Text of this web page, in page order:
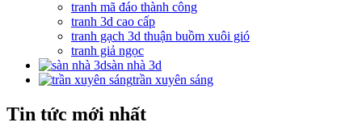
tranh mã đáo thành công
tranh 3d cao cấp
tranh gạch 3d thuận buồm xuôi gió
tranh giả ngọc
sàn nhà 3d
trần xuyên sáng
Tin tức mới nhất